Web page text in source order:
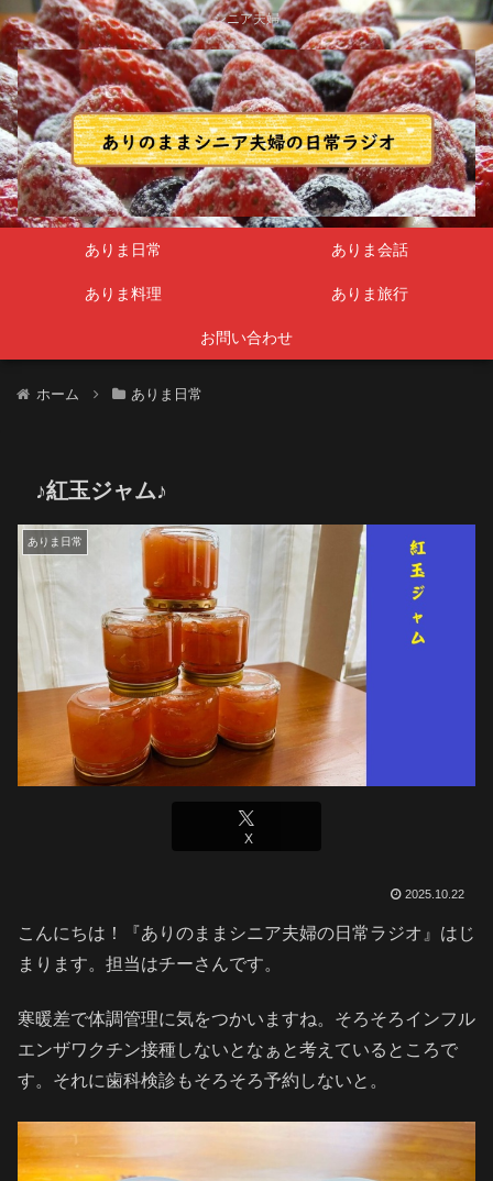
シニア夫婦
ありま日常 ありま会話
ありま料理 ありま旅行
お問い合わせ
ホーム ありま日常
♪紅玉ジャム♪
ありま日常
X
2025.10.22
こんにちは！『ありのままシニア夫婦の日常ラジオ』はじ
まります。担当はチーさんです。
寒暖差で体調管理に気をつかいますね。そろそろインフル
エンザワクチン接種しないとなぁと考えているところで
す。それに歯科検診もそろそろ予約しないと。